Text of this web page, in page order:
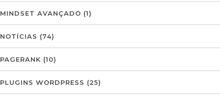
MINDSET AVANÇADO (1)
NOTÍCIAS (74)
PAGERANK (10)
PLUGINS WORDPRESS (25)